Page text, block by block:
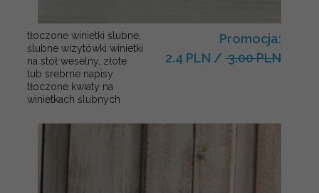
tłoczone winietki ślubne,
ślubne wizytówki winietki
na stół weselny, złote
lub srebrne napisy
tłoczone kwiaty na
winietkach ślubnych
Promocja:
2.4 PLN / 3.00 PLN